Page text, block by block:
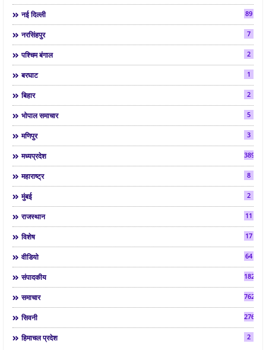
नई दिल्ली 89
नरसिंहपुर 7
पश्चिम बंगाल 2
बरघाट 1
बिहार 2
भोपाल समाचार 5
मणिपुर 3
मध्यप्रदेश 3892
महाराष्ट्र 8
मुंबई 2
राजस्थान 11
विशेष 17
वीडियो 64
संपादकीय 182
समाचार 7624
सिवनी 2763
हिमाचल प्रदेश 2